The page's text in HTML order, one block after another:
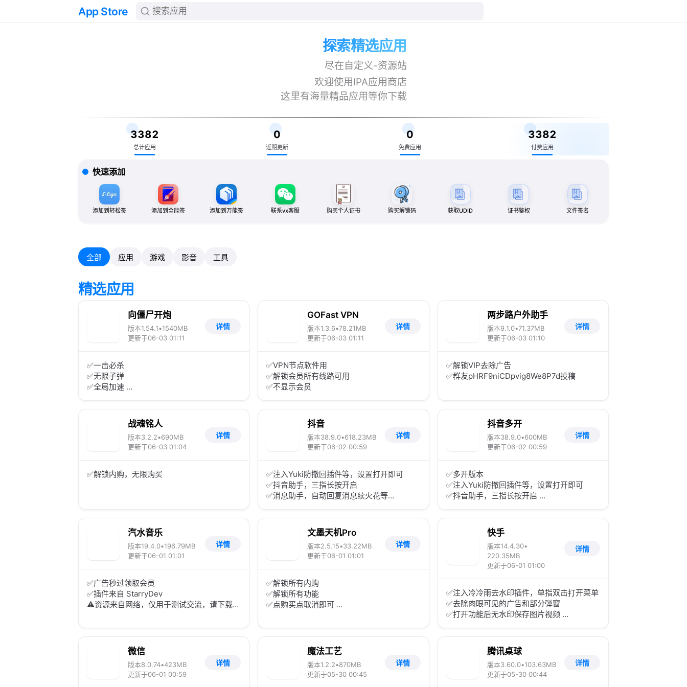
App Store
探索精选应用
尽在自定义-资源站
欢迎使用IPA应用商店
这里有海量精品应用等你下载
3382
总计应用
0
近期更新
0
免费应用
3382
付费应用
快速添加
添加到轻松签 添加到全能签 添加到万能签 联系vx客服 购买个人证书 购买解锁码 获取UDID 证书鉴权 文件签名
全部 应用 游戏 影音 工具
精选应用
向僵尸开炮
版本1.54.1•1540MB
更新于06-03 01:11
详情
✅一击必杀
✅无限子弹
✅全局加速
⚠️仅用于测试交流，请勿用于其他用途，且在
下载24小时内删除
GOFast VPN
版本1.3.6•78.21MB
更新于06-03 01:11
详情
✅VPN节点软件用
✅解锁会员所有线路可用
✅不显示会员
两步路户外助手
版本9.1.0•71.37MB
更新于06-03 01:10
详情
✅解锁VIP去除广告
✅群友pHRF9niCDpvig8We8P7d投稿
战魂铭人
版本3.2.2•690MB
更新于06-03 01:04
详情
✅解锁内购，无限购买
抖音
版本38.9.0•618.23MB
更新于06-02 00:59
详情
✅注入Yuki防撤回插件等，设置打开即可
✅抖音助手，三指长按开启
✅消息助手，自动回复消息续火花等
抖音多开
版本38.9.0•600MB
更新于06-02 00:59
详情
✅多开版本
✅注入Yuki防撤回插件等，设置打开即可
✅抖音助手，三指长按开启
⚠资源来自网友投稿，仅用于测试交流
汽水音乐
版本19.4.0•196.79MB
更新于06-01 01:01
详情
✅广告秒过领取会员
✅插件来自 StarryDev
⚠️资源来自网络，仅用于测试交流，请下载后
文墨天机Pro
版本2.5.15•33.22MB
更新于06-01 01:01
详情
✅解锁所有内购
✅解锁所有功能
✅点购买点取消即可
快手
版本14.4.30•
220.35MB
更新于06-01 01:00
详情
✅注入冷冷雨去水印插件，单指双击打开菜单
✅去除肉眼可见的广告和部分弹窗
✅打开功能后无水印保存图片视频
✅自动下一条等
微信
版本8.0.74•423MB
更新于06-01 00:59
详情
魔法工艺
版本1.2.2•870MB
更新于05-30 00:45
详情
腾讯桌球
版本3.60.0•103.63MB
更新于05-30 00:44
详情